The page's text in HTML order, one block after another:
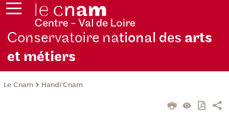
Conservatoire national des arts
et métiers
Le Cnam Handi'Cnam